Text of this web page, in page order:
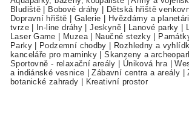
Bludiště
Bobové dráhy Dětská hřiště
Dopravní hřiště
Galerie Hvězdárny a
tvrze| In-line dráhy |Jeskyně| Lanové parky
Laser Game
Muzea| Naučné stezky
Parky| Podzemní chodby Rozhledny a
kanceláře pro maminky |Skanzeny a
Sportovně - relaxační areály
Úniková hra|
a indiánské vesnice |Zábavní centra a areály |
botanické zahrady
Kreativní prostor